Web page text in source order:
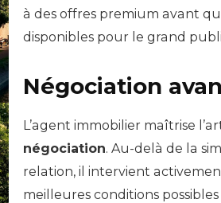
à des offres premium avant
disponibles pour le grand
Négociation
L’agent immobilier maîtrise
négociation. Au-delà de la
relation, il intervient
meilleures conditions